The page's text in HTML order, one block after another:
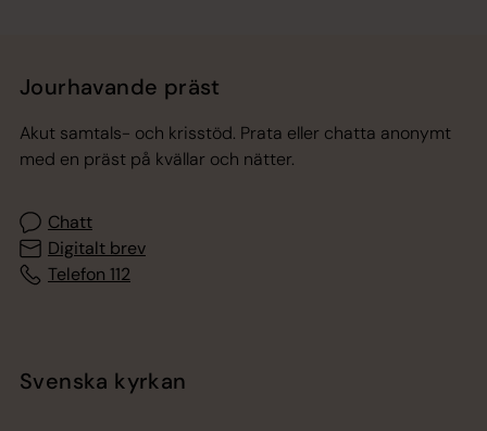
Jourhavande präst
Akut samtals- och krisstöd. Prata eller chatta anonymt
med en präst på kvällar och nätter.
Chatt
Digitalt brev
Telefon 112
Svenska kyrkan